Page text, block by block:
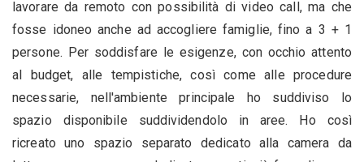
lavorare da remoto con possibilità di video call, ma che
fosse idoneo anche ad accogliere famiglie, fino a 3 + 1
persone. Per soddisfare le esigenze, con occhio attento
al budget, alle tempistiche, così come alle procedure
necessarie, nell'ambiente principale ho suddiviso lo
spazio disponibile suddividendolo in aree. Ho così
ricreato uno spazio separato dedicato alla camera da